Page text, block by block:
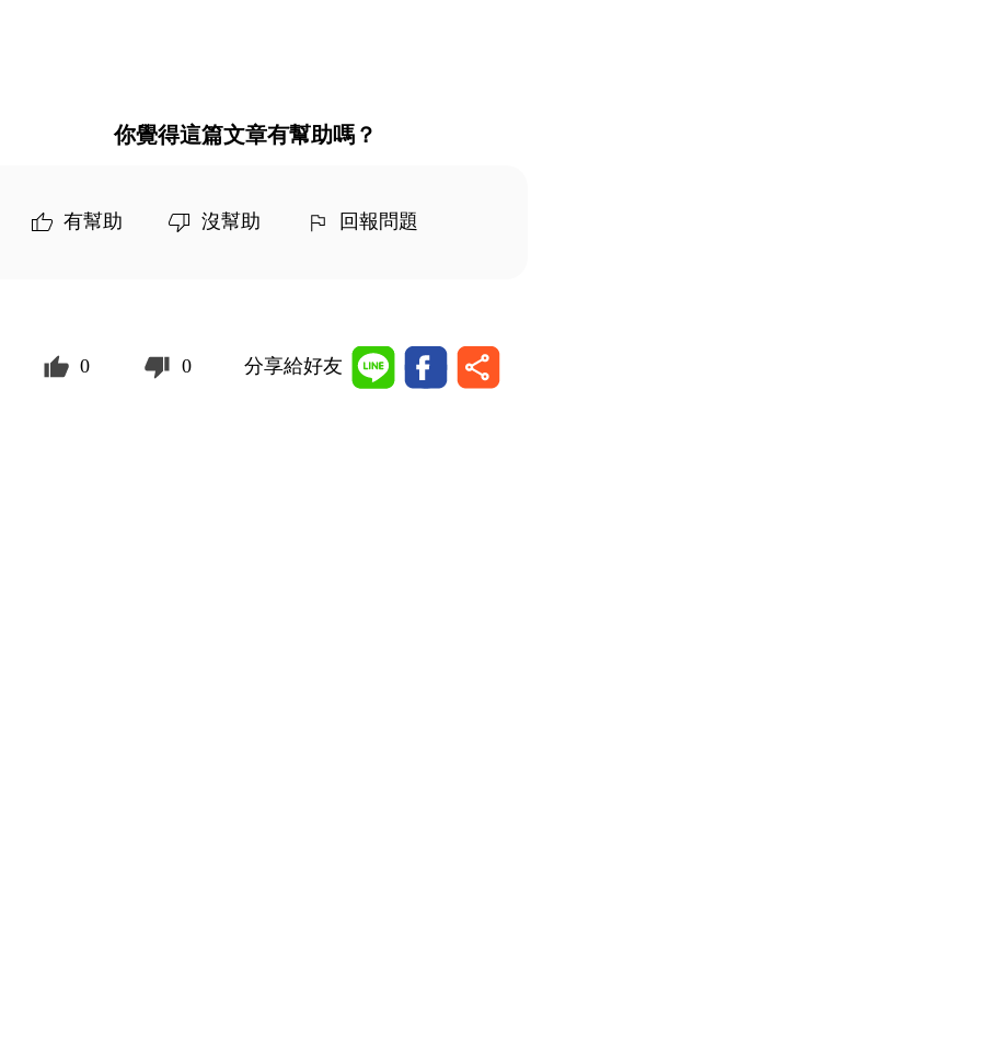
你覺得這篇文章有幫助嗎？
有幫助 沒幫助 回報問題
0 0 分享給好友